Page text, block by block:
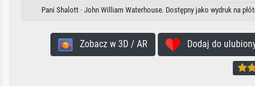
Pani Shalott · John William Waterhouse. Dostępny jako wydruk na
Zobacz w 3D / AR Dodaj do